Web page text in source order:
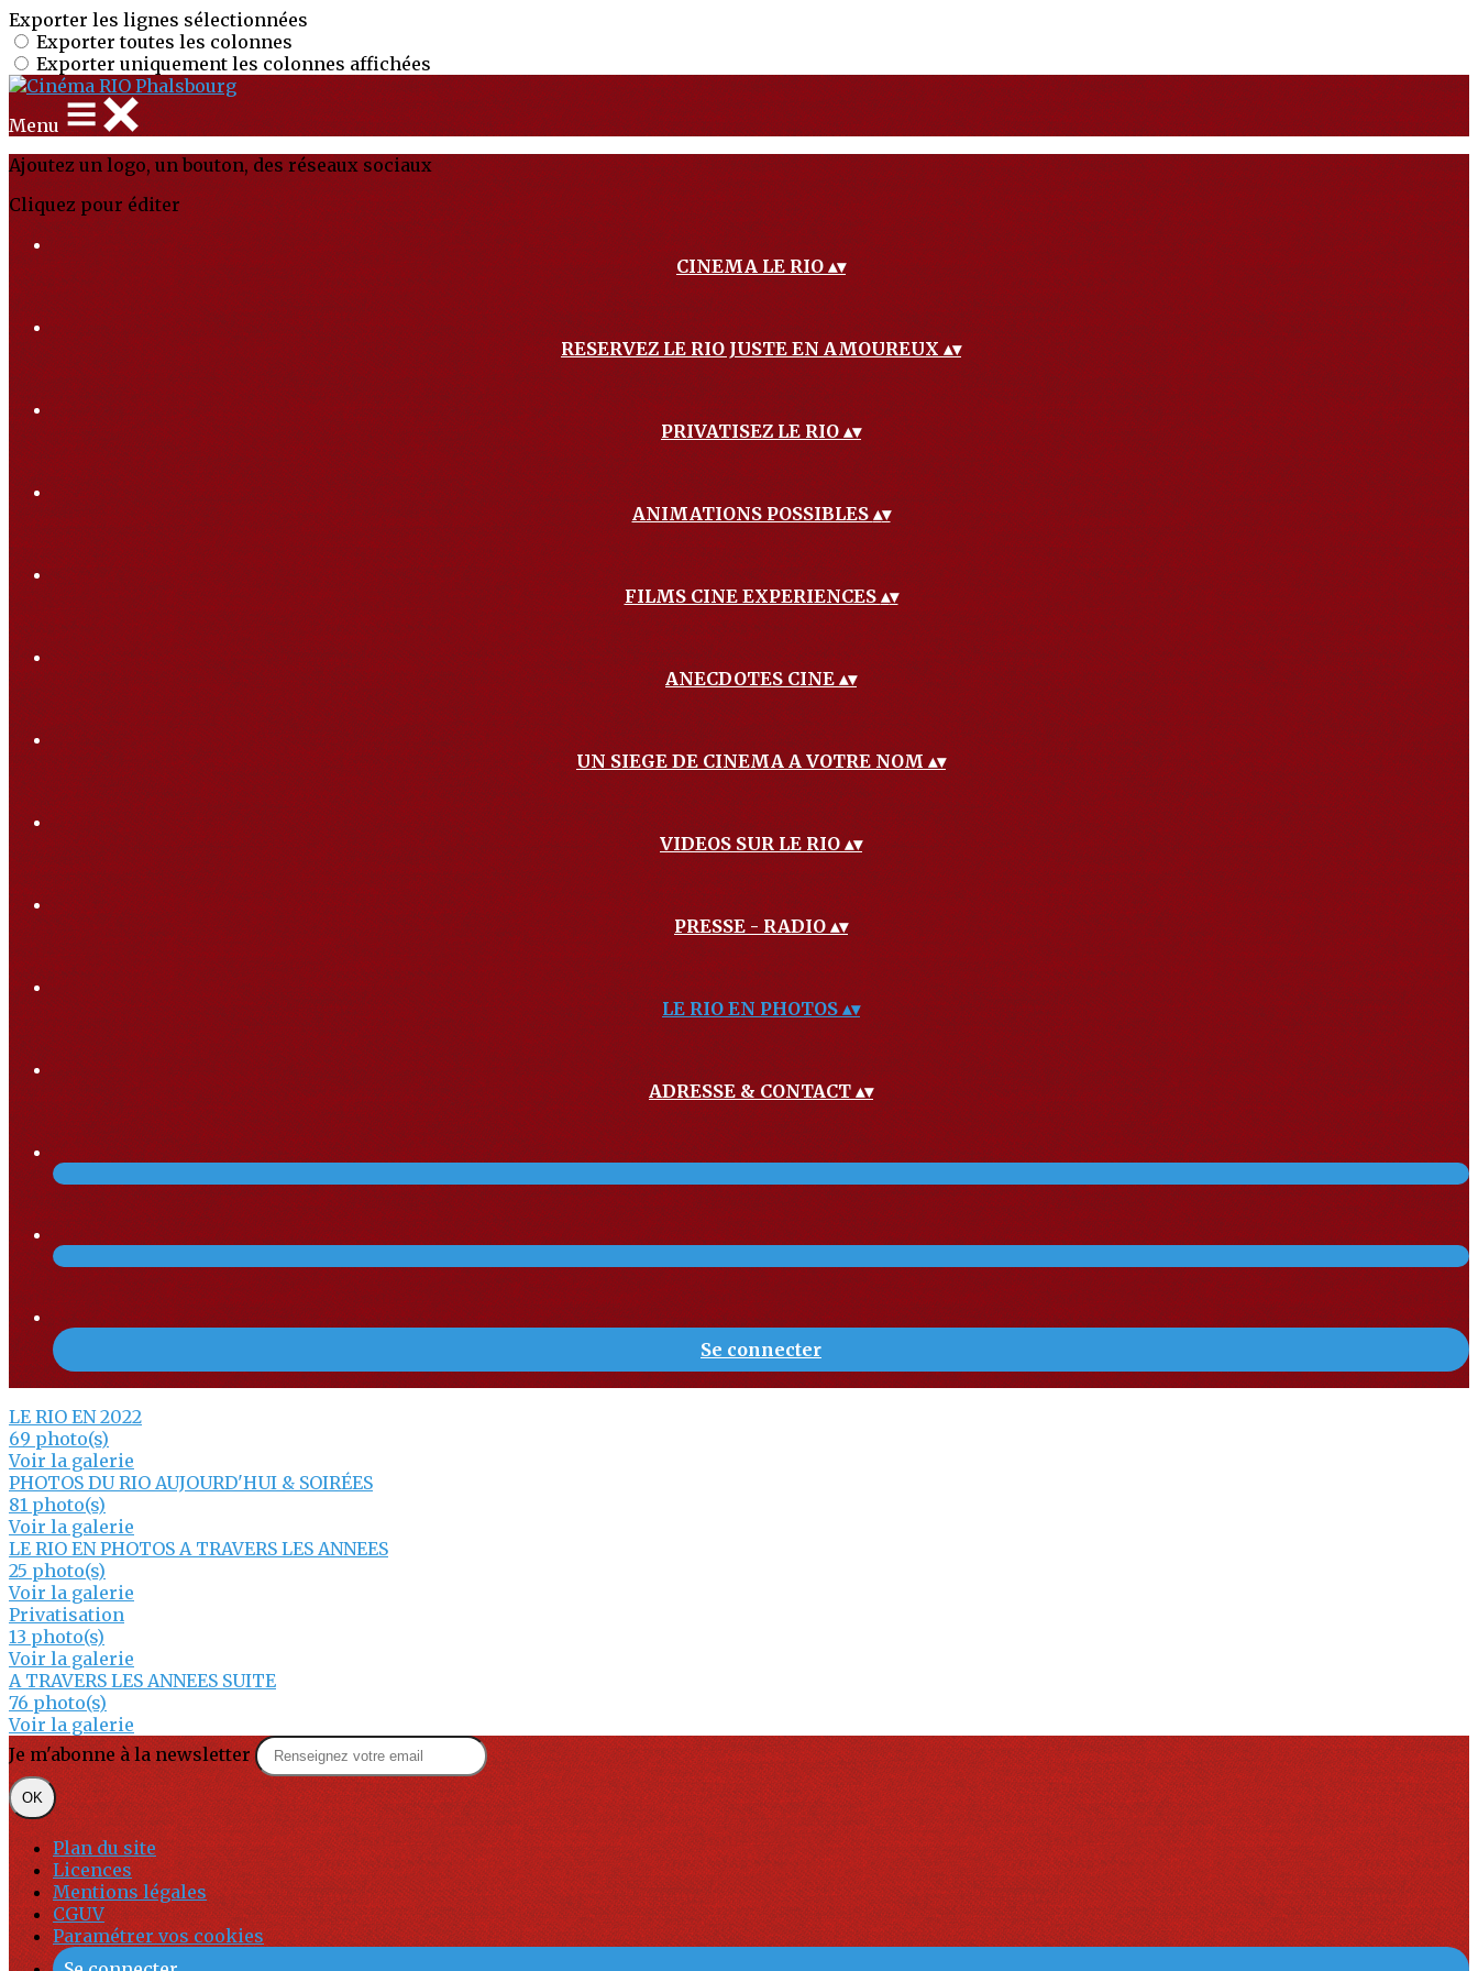
Exporter les lignes sélectionnées
Exporter toutes les colonnes
Exporter uniquement les colonnes affichées
Menu
Ajoutez un logo, un bouton, des réseaux sociaux
Cliquez pour éditer
CINEMA LE RIO▴▾
RESERVEZ LE RIO JUSTE EN AMOUREUX ▴▾
PRIVATISEZ LE RIO▴▾
ANIMATIONS POSSIBLES ▴▾
FILMS CINE EXPERIENCES ▴▾
ANECDOTES CINE ▴▾
UN SIEGE DE CINEMA A VOTRE NOM▴▾
VIDEOS SUR LE RIO▴▾
PRESSE - RADIO ▴▾
LE RIO EN PHOTOS▴▾
ADRESSE & CONTACT▴▾
Se connecter
LE RIO EN 2022
69 photo(s)
Voir la galerie
PHOTOS DU RIO AUJOURD'HUI & SOIRÉES
81 photo(s)
Voir la galerie
LE RIO EN PHOTOS A TRAVERS LES ANNEES
25 photo(s)
Voir la galerie
Privatisation
13 photo(s)
Voir la galerie
A TRAVERS LES ANNEES SUITE
76 photo(s)
Voir la galerie
Je m'abonne à la newsletter
OK
Plan du site
Licences
Mentions légales
CGUV
Paramétrer vos cookies